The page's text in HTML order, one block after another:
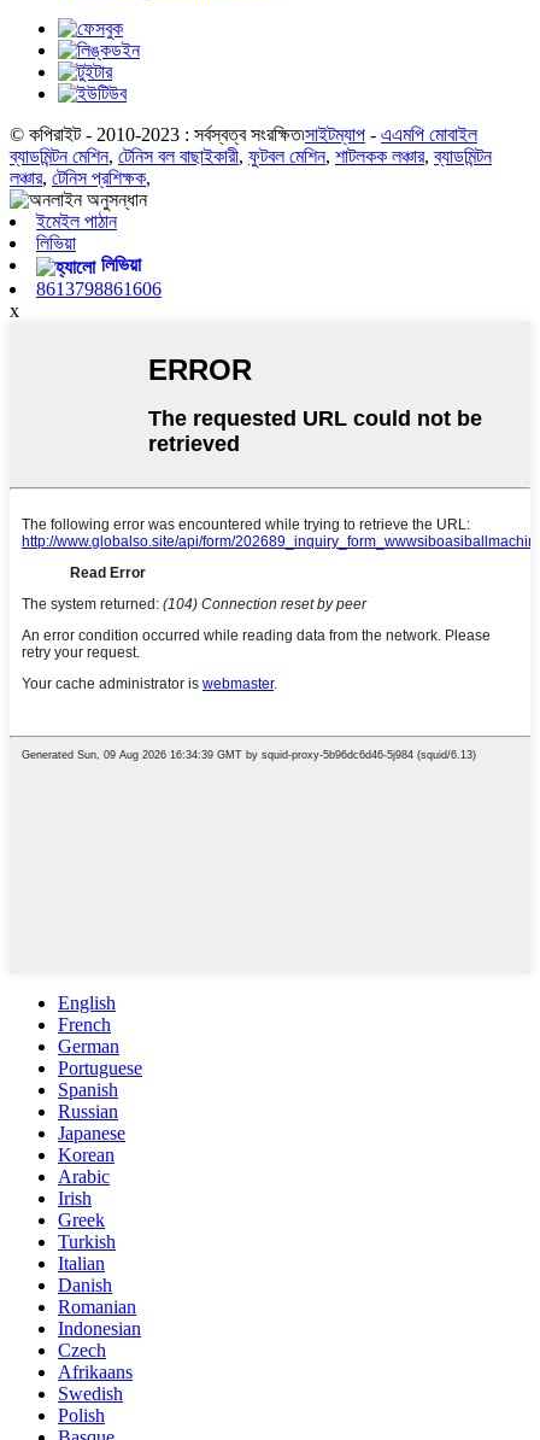
© কপিরাইট - 2010-2023 : সর্বস্বত্ব সংরক্ষিত৷সাইটম্যাপ - এএমপি মোবাইল
ব্যাডমিন্টন মেশিন, টেনিস বল বাছাইকারী, ফুটবল মেশিন, শাটলকক লঞ্চার,ব্যাডমিন্টন
লঞ্চার, টেনিস প্রশিক্ষক,
ইমেইল পাঠান
লিভিয়া
লিভিয়া
8613798861606
x
English
French
German
Portuguese
Spanish
Russian
Japanese
Korean
Arabic
Irish
Greek
Turkish
Italian
Danish
Romanian
Indonesian
Czech
Afrikaans
Swedish
Polish